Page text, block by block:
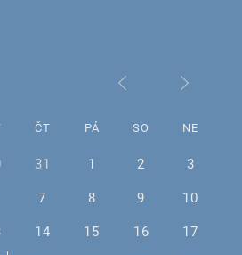
ČT PÁ SO NE
31 1 2
3
7 8 9
10
14 15 16
17